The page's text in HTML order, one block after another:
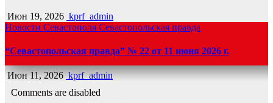
Июн 19, 2026 kprf_admin
Новости Севастополя Севастопольская правда
“Севастопольская правда” № 22 от 11 июня 2026 г.
Июн 11, 2026 kprf_admin
Comments are disabled